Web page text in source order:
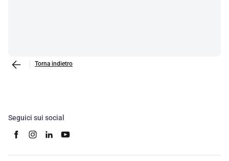
Torna indietro
Seguici sui social